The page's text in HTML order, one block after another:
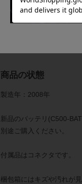
インターフェース：RS-
商品の状態
製造年：2008年
新品のバッテリ(C500-
別途ご購入ください。
付属品はコネクタです。
梱包箱にはキズや汚れが